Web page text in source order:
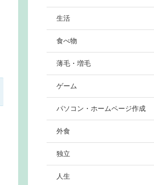
生活
食べ物
薄毛・増毛
ゲーム
パソコン・ホームページ作成
外食
独立
人生